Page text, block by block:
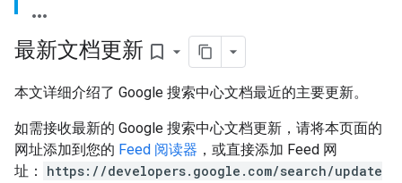
最新文档更新 bookmark_border
本文详细介绍了 Google 搜索中心文档最近的主要更新。
如需接收最新的 Google 搜索中心文档更新，请将本页面的
网址添加到您的 Feed 阅读器 ，或直接添加 Feed 网
址：
https://developers.google.com/search/update